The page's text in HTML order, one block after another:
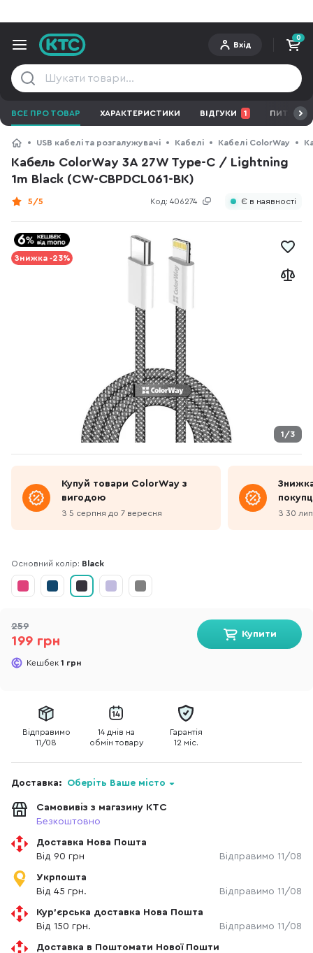
Вхід
0
ВСЕ ПРО ТОВАР ХАРАКТЕРИСТИКИ ВІДГУКИ 1 ПИТАННЯ
USB кабелі та розгалужувачі Кабелі Кабелі ColorWay
Кабель ColorWay 3A 27W Type-C / Lightning
1m Black (CW-CBPDCL061-BK)
Код: 406274
5/5 Є в наявності
1/3
Знижка -23%
Купуй товари ColorWay з
вигодою
З 5 серпня до 7 вересня З 30
Основний колір: Black
259
199 грн
Кешбек 1 грн
Купити
Відправимо
11/08
14 днів на
обмін товару
Гарантія
12 міс.
Доставка: Оберіть Ваше місто
Самовивіз з магазину КТС
Безкоштовно
Доставка Нова Пошта
Від 90 грн
Відправимо 11/08
Укрпошта
Від 45 грн.
Відправимо 11/08
Кур'єрська доставка Нова Пошта
Від 150 грн.
Відправимо 11/08
Доставка в Поштомати Нової Пошти